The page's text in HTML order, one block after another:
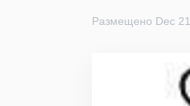
Размещено Dec